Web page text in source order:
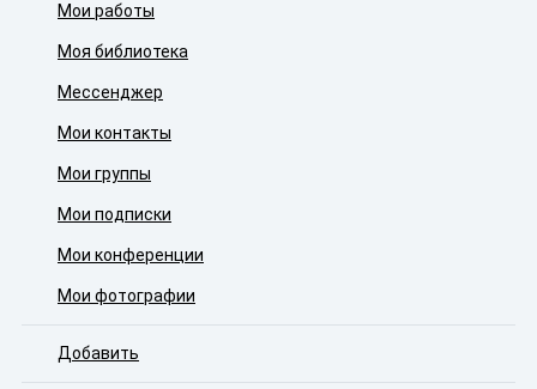
Мои работы
Моя библиотека
Мессенджер
Мои контакты
Мои группы
Мои подписки
Мои конференции
Мои фотографии
Добавить